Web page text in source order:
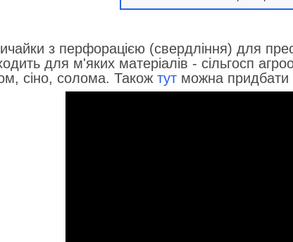
з перфорацією (свердління) для
для м'яких матеріалів - сільгосп
сіно, солома. Також тут можна придбати